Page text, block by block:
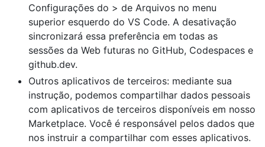
Configurações do > de Arquivos no menu
superior esquerdo do VS Code. A desativação
sincronizará essa preferência em todas as
sessões da Web futuras no GitHub, Codespaces e
github.dev.
Outros aplicativos de terceiros: mediante sua
instrução, podemos compartilhar dados pessoais
com aplicativos de terceiros disponíveis em nosso
Marketplace. Você é responsável pelos dados que
nos instruir a compartilhar com esses aplicativos.